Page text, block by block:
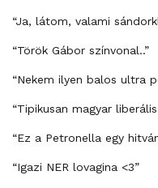
“Ja, látom, valami
“Török Gábor színvonal..”
“Nekem ilyen balos ultra
“Tipikusan magyar
“Ez a Petronella egy
“Igazi NER lovagina <3”